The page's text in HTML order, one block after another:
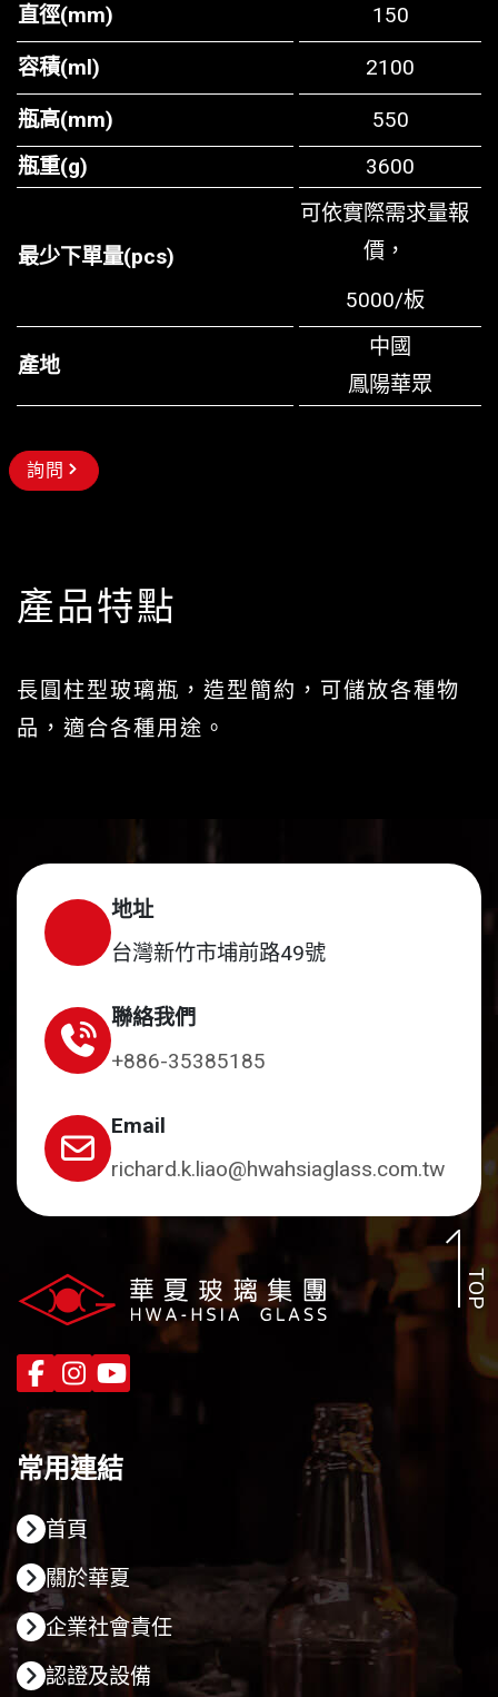
直徑(mm) 150
容積(ml) 2100
瓶高(mm)
550
瓶重(g)
3600
最少下單量(pcs)
可依實際需求量報
價，
5000/板
產地
中國
鳳陽華眾
詢問
產品特點
長圓柱型玻璃瓶，造型簡約，可儲放各種物
品，適合各種用途。
TOP
地址
台灣新竹市埔前路49號
聯絡我們
+886-35385185
Email
richard.k.liao@hwahsiaglass.com.tw
常用連結
首頁
關於華夏
企業社會責任
認證及設備